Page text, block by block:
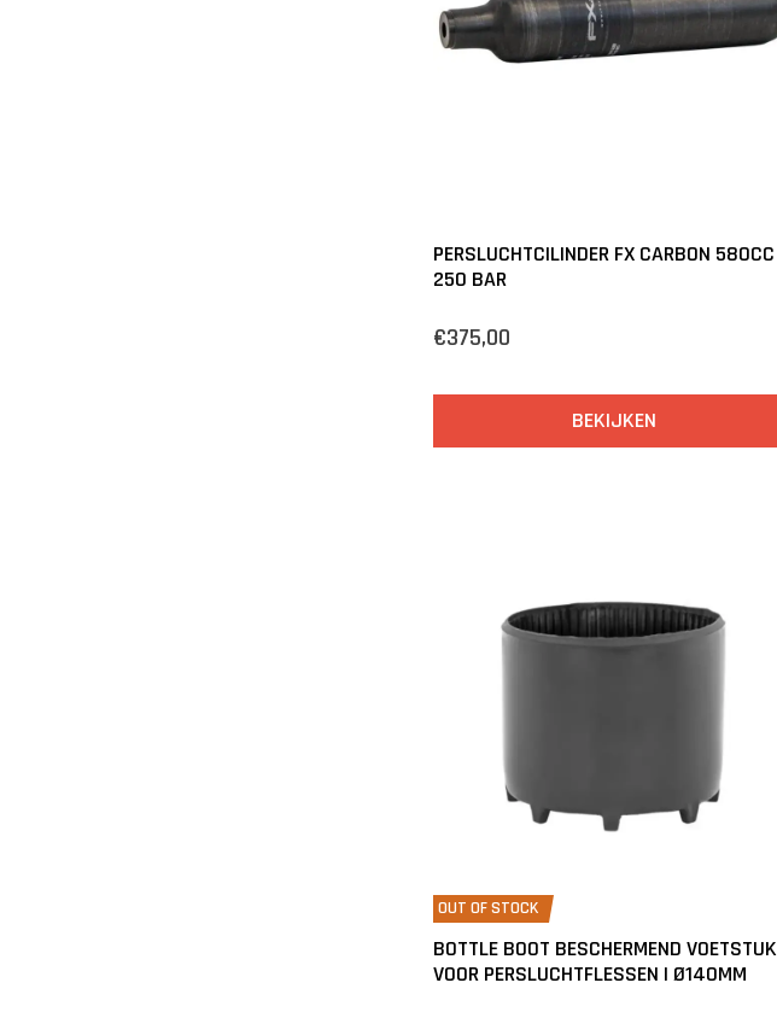
PERSLUCHTCILINDER FX CARBON 580CC
250 BAR
€375,00
BEKIJKEN
OUT OF STOCK
BOTTLE BOOT BESCHERMEND VOETSTUK
VOOR PERSLUCHTFLESSEN | Ø140MM